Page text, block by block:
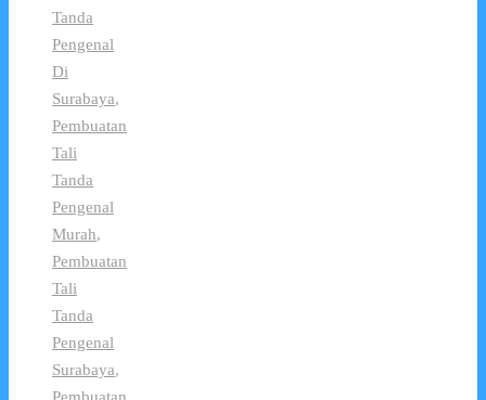
Tanda
Pengenal
Di
Surabaya,
Pembuatan
Tali
Tanda
Pengenal
Murah,
Pembuatan
Tali
Tanda
Pengenal
Surabaya,
Pembuatan